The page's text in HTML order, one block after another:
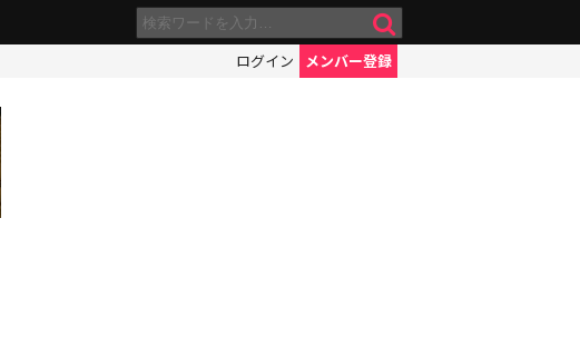
ログイン メンバー登録